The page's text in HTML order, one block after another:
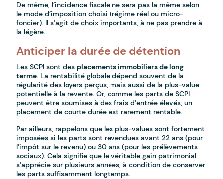
De même, l’incidence fiscale ne sera pas la même selon
le mode d’imposition choisi (régime réel ou micro-
foncier). Il s’agit de choix importants, à ne pas prendre à
la légère.
Anticiper la durée de détention
Les SCPI sont desplacements immobiliers de long
terme. La rentabilité globale dépend souvent de la
régularité des loyers perçus, mais aussi de la plus-value
potentielle à la revente. Or, comme les parts de SCPI
peuvent être soumises à des frais d’entrée élevés, un
placement de courte durée est rarement rentable.
Par ailleurs, rappelons que les plus-values sont fortement
imposées si les parts sont revendues avant 22 ans (pour
l’impôt sur le revenu) ou 30 ans (pour les prélèvements
sociaux). Cela signifie que le véritable gain patrimonial
s’apprécie sur plusieurs années, à condition de conserver
les parts suffisamment longtemps.